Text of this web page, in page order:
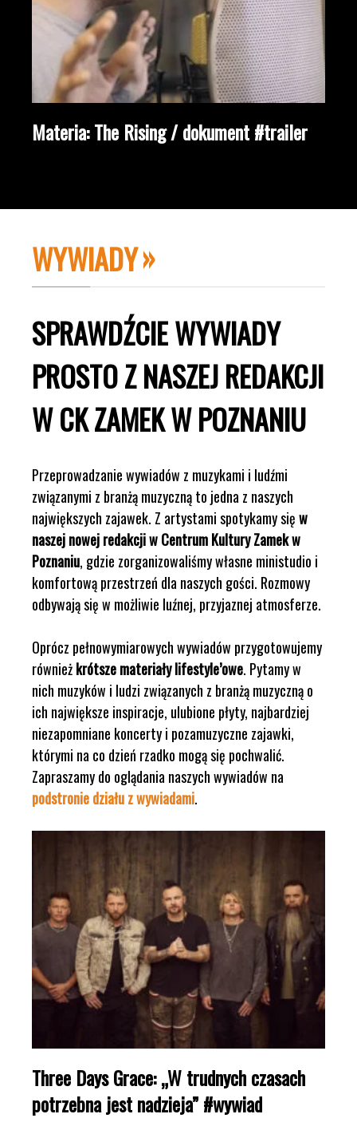
Materia: The Rising / dokument #trailer
WYWIADY
SPRAWDŹCIE WYWIADY
PROSTO Z NASZEJ REDAKCJI
W CK ZAMEK W POZNANIU
Przeprowadzanie wywiadów z muzykami i ludźmi
związanymi z branżą muzyczną to jedna z naszych
największych zajawek. Z artystami spotykamy sięw
naszej nowej redakcji w Centrum Kultury Zamek w
Poznaniu, gdzie zorganizowaliśmy własne ministudio i
komfortową przestrzeń dla naszych gości. Rozmowy
odbywają się w możliwie luźnej, przyjaznej atmosferze.
Oprócz pełnowymiarowych wywiadów przygotowujemy
równieżkrótsze materiały lifestyle’owe. Pytamy w
nich muzyków i ludzi związanych z branżą muzyczną o
ich największe inspiracje, ulubione płyty, najbardziej
niezapomniane koncerty i pozamuzyczne zajawki,
którymi na co dzień rzadko mogą się pochwalić.
Zapraszamy do oglądania naszych wywiadów na
podstronie działu z wywiadami.
Three Days Grace: „W trudnych czasach
potrzebna jest nadzieja” #wywiad